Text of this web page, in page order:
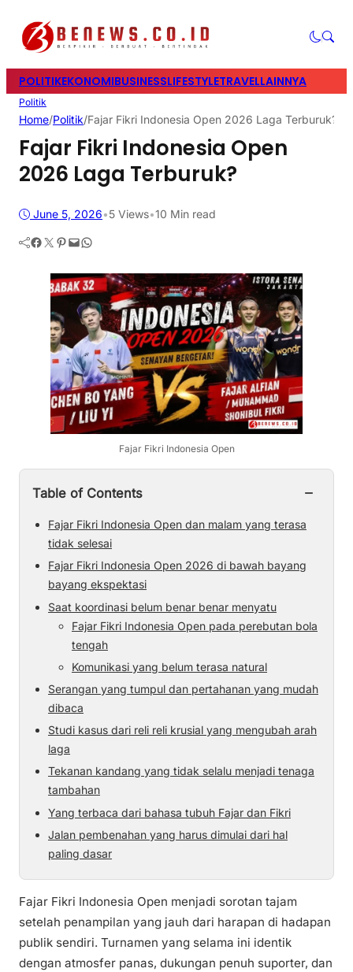
POLITIKEKONOMIBUSINESSLIFESTYLETRAVELLAINNYA
Politik
Home/Politik/Fajar Fikri Indonesia Open 2026 Laga Terburuk?
Fajar Fikri Indonesia Open
2026 Laga Terburuk?
June 5, 2026•5 Views•10 Min read
Facebook Twitter Pinterest Mail WhatsApp
Fajar Fikri Indonesia Open
Table of Contents −
Fajar Fikri Indonesia Open dan malam yang terasa
tidak selesai
Fajar Fikri Indonesia Open 2026 di bawah bayang
bayang ekspektasi
Saat koordinasi belum benar benar menyatu
Fajar Fikri Indonesia Open pada perebutan bola
tengah
Komunikasi yang belum terasa natural
Serangan yang tumpul dan pertahanan yang mudah
dibaca
Studi kasus dari reli reli krusial yang mengubah arah
laga
Tekanan kandang yang tidak selalu menjadi tenaga
tambahan
Yang terbaca dari bahasa tubuh Fajar dan Fikri
Jalan pembenahan yang harus dimulai dari hal
paling dasar
Fajar Fikri Indonesia Open menjadi sorotan tajam
setelah penampilan yang jauh dari harapan di hadapan
publik sendiri. Turnamen yang selama ini identik
dengan atmosfer panas, dukungan penuh suporter, dan